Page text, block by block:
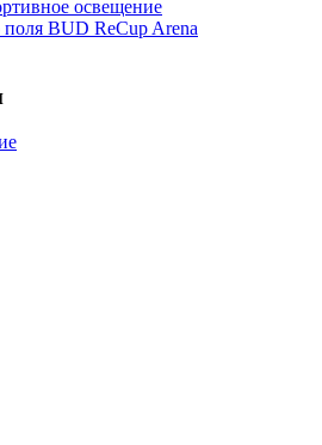
освещение
BUD ReCup Arena